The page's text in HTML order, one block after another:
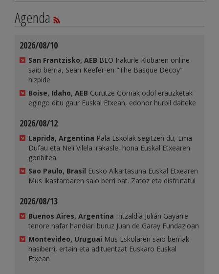
Agenda
2026/08/10
San Frantzisko, AEB BEO Irakurle Klubaren online
saio berria, Sean Keefer-en "The Basque Decoy"
hizpide
Boise, Idaho, AEB Gurutze Gorriak odol erauzketak
egingo ditu gaur Euskal Etxean, edonor hurbil daiteke
2026/08/12
Laprida, Argentina Pala Eskolak segitzen du, Ema
Dufau eta Neli Vilela irakasle, hona Euskal Etxearen
gonbitea
Sao Paulo, Brasil Eusko Alkartasuna Euskal Etxearen
Mus Ikastaroaren saio berri bat. Zatoz eta disfrutatu!
2026/08/13
Buenos Aires, Argentina Hitzaldia Julián Gayarre
tenore nafar handiari buruz Juan de Garay Fundazioan
Montevideo, Uruguai Mus Eskolaren saio berriak
hasiberri, ertain eta adituentzat Euskaro Euskal
Etxean